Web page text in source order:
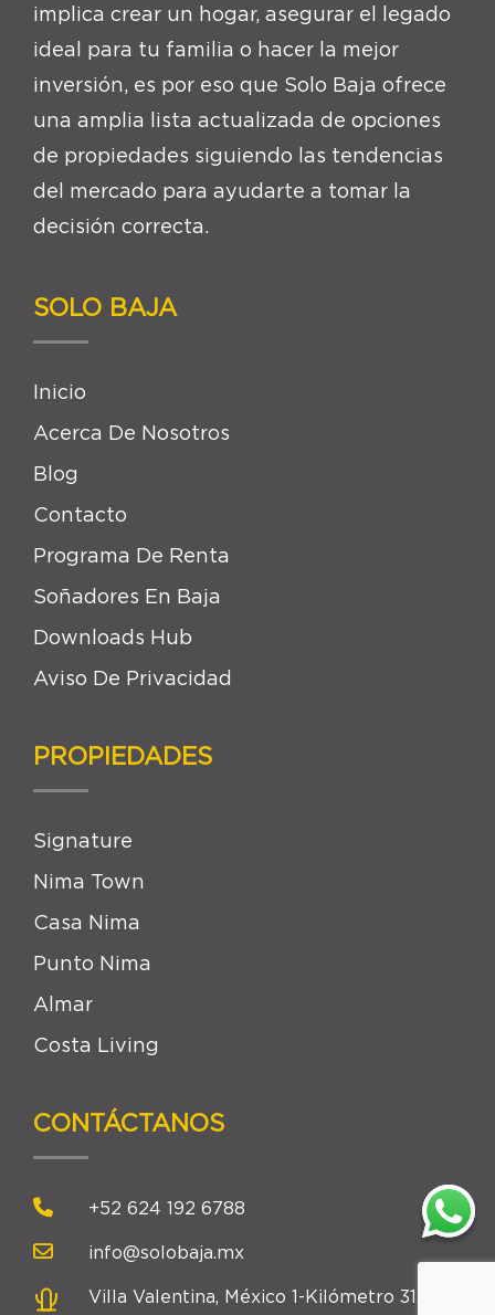
implica crear un hogar, asegurar el legado
ideal para tu familia o hacer la mejor
inversión, es por eso que Solo Baja ofrece
una amplia lista actualizada de opciones
de propiedades siguiendo las tendencias
del mercado para ayudarte a tomar la
decisión correcta.
SOLO BAJA
Inicio
Acerca De Nosotros
Blog
Contacto
Programa De Renta
Soñadores En Baja
Downloads Hub
Aviso De Privacidad
PROPIEDADES
Signature
Nima Town
Casa Nima
Punto Nima
Almar
Costa Living
CONTÁCTANOS
+52 624 192 6788
info@solobaja.mx
Villa Valentina, México 1-Kilómetro 31.5,